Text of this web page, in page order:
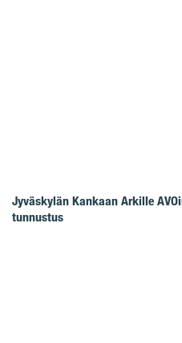
Jyväskylän Kankaan Arkille
tunnustus